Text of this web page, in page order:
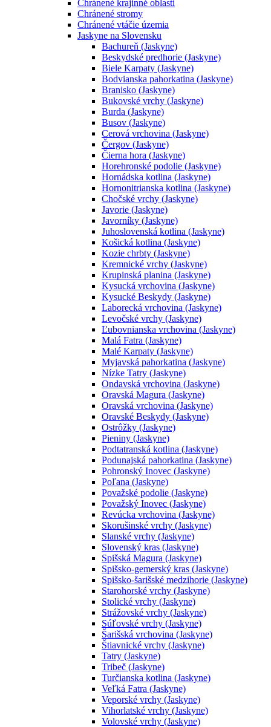
Chránené krajinné oblasti
Chránené stromy
Chránené vtáčie územia
Jaskyne na Slovensku
Bachureň (Jaskyne)
Beskydské predhorie (Jaskyne)
Biele Karpaty (Jaskyne)
Bodvianska pahorkatina (Jaskyne)
Branisko (Jaskyne)
Bukovské vrchy (Jaskyne)
Burda (Jaskyne)
Busov (Jaskyne)
Cerová vrchovina (Jaskyne)
Čergov (Jaskyne)
Čierna hora (Jaskyne)
Horehronské podolie (Jaskyne)
Hornádska kotlina (Jaskyne)
Hornonitrianska kotlina (Jaskyne)
Chočské vrchy (Jaskyne)
Javorie (Jaskyne)
Javorníky (Jaskyne)
Juhoslovenská kotlina (Jaskyne)
Košická kotlina (Jaskyne)
Kozie chrbty (Jaskyne)
Kremnické vrchy (Jaskyne)
Krupinská planina (Jaskyne)
Kysucká vrchovina (Jaskyne)
Kysucké Beskydy (Jaskyne)
Laborecká vrchovina (Jaskyne)
Levočské vrchy (Jaskyne)
Ľubovnianska vrchovina (Jaskyne)
Malá Fatra (Jaskyne)
Malé Karpaty (Jaskyne)
Myjavská pahorkatina (Jaskyne)
Nízke Tatry (Jaskyne)
Ondavská vrchovina (Jaskyne)
Oravská Magura (Jaskyne)
Oravská vrchovina (Jaskyne)
Oravské Beskydy (Jaskyne)
Ostrôžky (Jaskyne)
Pieniny (Jaskyne)
Podtatranská kotlina (Jaskyne)
Podunajská pahorkatina (Jaskyne)
Pohronský Inovec (Jaskyne)
Poľana (Jaskyne)
Považské podolie (Jaskyne)
Považský Inovec (Jaskyne)
Revúcka vrchovina (Jaskyne)
Skorušinské vrchy (Jaskyne)
Slanské vrchy (Jaskyne)
Slovenský kras (Jaskyne)
Spišská Magura (Jaskyne)
Spišsko-gemerský kras (Jaskyne)
Spišsko-šarišské medzihorie (Jaskyne)
Starohorské vrchy (Jaskyne)
Stolické vrchy (Jaskyne)
Strážovské vrchy (Jaskyne)
Súľovské vrchy (Jaskyne)
Šarišská vrchovina (Jaskyne)
Štiavnické vrchy (Jaskyne)
Tatry (Jaskyne)
Tribeč (Jaskyne)
Turčianska kotlina (Jaskyne)
Veľká Fatra (Jaskyne)
Veporské vrchy (Jaskyne)
Vihorlatské vrchy (Jaskyne)
Volovské vrchy (Jaskyne)